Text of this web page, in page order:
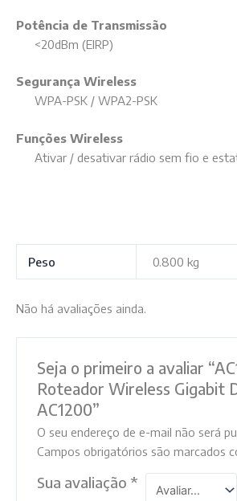
Potência de Transmissão
<20dBm (EIRP)
Segurança Wireless
WPA-PSK / WPA2-PSK
Funções Wireless
Ativar / desativar rádio sem fio e
Peso 0.800 kg
Não há avaliações ainda.
Seja o primeiro a avaliar
Roteador Wireless Gigabit
AC1200”
O seu endereço de e-mail não será
Campos obrigatórios são marcados
Sua avaliação *